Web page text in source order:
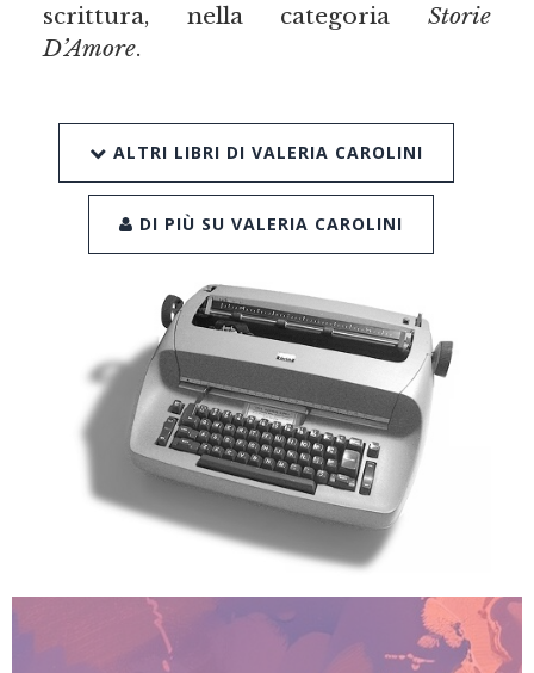
scrittura, nella categoriaStorie
D’Amore.
ALTRI LIBRI DI VALERIA CAROLINI
DI PIÙ SU VALERIA CAROLINI